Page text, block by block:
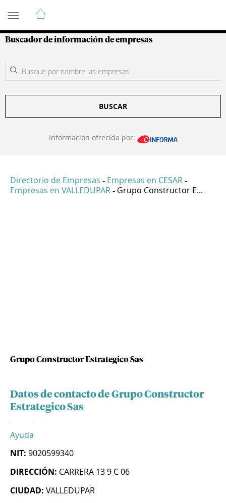
Guía de Empresas Colombianas
Buscador de información de empresas
BUSCAR
Información ofrecida por:
Directorio de Empresas - Empresas en CESAR -
Empresas en VALLEDUPAR - Grupo Constructor E...
Grupo Constructor Estrategico Sas
Datos de contacto de Grupo Constructor
Estrategico Sas
Ayuda
NIT: 9020599340
DIRECCIÓN: CARRERA 13 9 C 06
CIUDAD: VALLEDUPAR